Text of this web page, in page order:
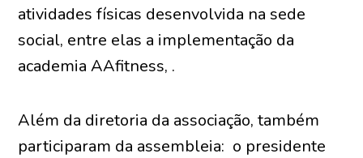
atividades físicas desenvolvida na sede
social, entre elas a implementação da
academia AAfitness, .
Além da diretoria da associação, também
participaram da assembleia: o presidente